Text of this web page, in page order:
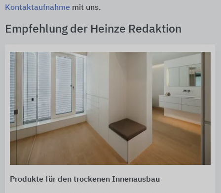
Kontaktaufnahme mit uns.
Empfehlung der Heinze Redaktion
Produkte für den trockenen Innenausbau